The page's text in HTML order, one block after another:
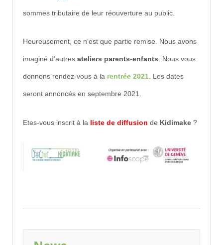
sommes tributaire de leur réouverture au public.
Heureusement, ce n’est que partie remise. Nous avons
imaginé d’autres ateliers parents-enfants. Nous vous
donnons rendez-vous à la rentrée 2021. Les dates
seront annoncés en septembre 2021.
Etes-vous inscrit à la liste de diffusion de Kidimake ?